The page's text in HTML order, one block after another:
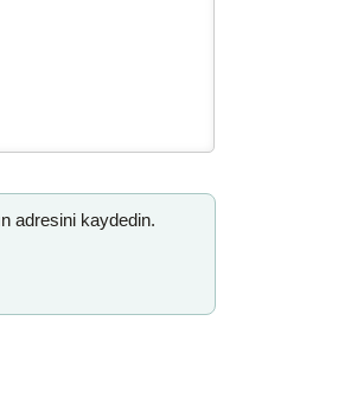
adresini kaydedin.